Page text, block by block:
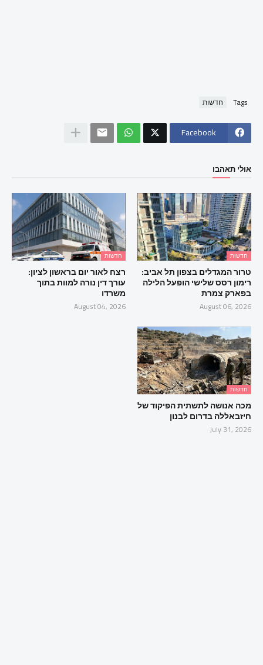
Tags חדשות
Facebook
אולי תאהבו
חדשות
טרור המגדלים בצפון תל אביב:
רימון רסס שלישי הופעל הלילה
בפארק צמרת
August 06, 2026
חדשות
רצח לאור יום בראשון לציון:
עורך דין נורה למוות בתוך
משרדו
August 04, 2026
חדשות
מכה אנושה לתשתית הפיקוד של
חיזבאללה בדרום לבנון
July 31, 2026